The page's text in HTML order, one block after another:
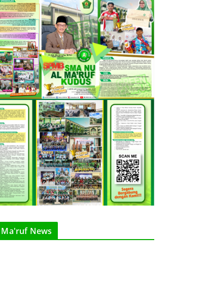
News